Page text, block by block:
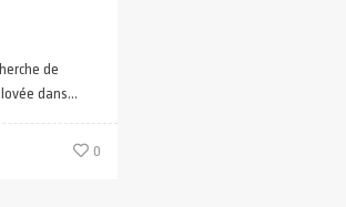
de
dans...
0